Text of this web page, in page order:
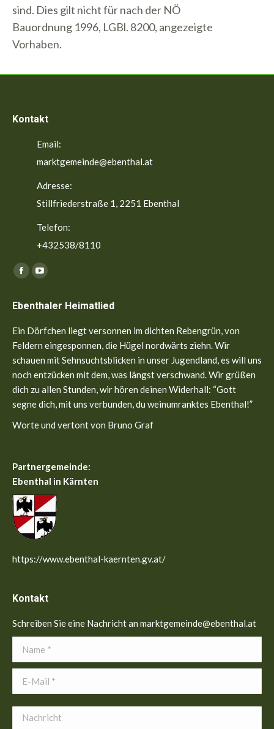
sind. Dies gilt nicht für nach der NÖ
Bauordnung 1996, LGBl. 8200, angezeigte
Vorhaben.
Kontakt
Email:
marktgemeinde@ebenthal.at
Adresse:
Stillfriederstraße 1, 2251 Ebenthal
Telefon:
+432538/8110
Finden Sie uns auf:
Facebook
opens
in
new
window
YouTube
opens
in
new
window
Ebenthaler Heimatlied
Ein Dörfchen liegt versonnen im dichten Rebengrün, von
Feldern eingesponnen, die Hügel nordwärts ziehn. Wir
schauen mit Sehnsuchtsblicken in unser Jugendland, es will uns
noch entzücken mit dem, was längst verschwand. Wir grüßen
dich zu allen Stunden, wir hören deinen Widerhall: “Gott
segne dich, mit uns verbunden, du weinumranktes Ebenthal!”
Worte und vertont von Bruno Graf
Partnergemeinde:
Ebenthal in Kärnten
https://www.ebenthal-kaernten.gv.at/
Kontakt
Schreiben Sie eine Nachricht an marktgemeinde@ebenthal.at
Name *
E-Mail *
Nachricht